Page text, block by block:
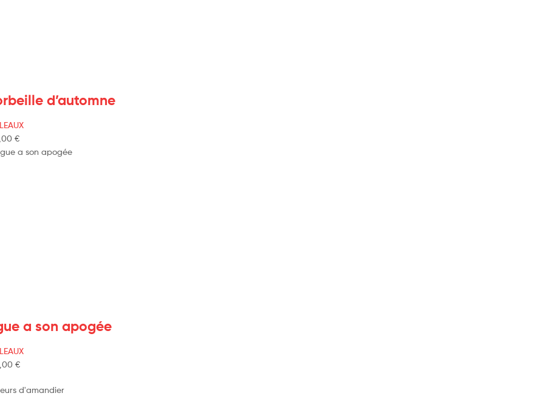
d’automne
€
a son apogée
€